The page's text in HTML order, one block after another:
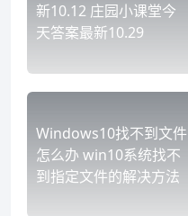
新10.12 庄园小课堂今
天答案最新10.29
Windows10找不到文件
怎么办 win10系统找不
到指定文件的解决方法